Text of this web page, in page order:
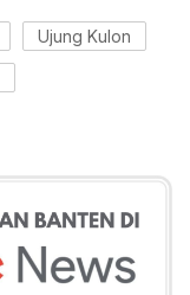
Ujung Kulon